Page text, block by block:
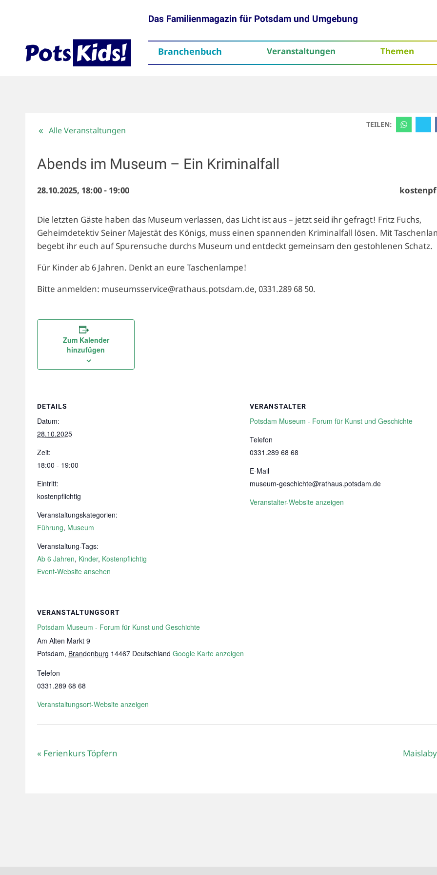
Das Familienmagazin für Potsdam und Umgebung
Branchenbuch Veranstaltungen Themen
TEILEN:
Alle Veranstaltungen
Abends im Museum – Ein Kriminalfall
28.10.2025, 18:00- 19:00
Die letzten Gäste haben das Museum verlassen, das Licht ist aus – jetzt seid ihr gefragt! Fritz Fuchs,
Geheimdetektiv Seiner Majestät des Königs, muss einen spannenden Kriminalfall lösen. Mit
begebt ihr euch auf Spurensuche durchs Museum und entdeckt gemeinsam den gestohlenen Schatz.
Für Kinder ab 6 Jahren. Denkt an eure Taschenlampe!
Bitte anmelden: museumsservice@rathaus.potsdam.de, 0331.289 68 50.
Zum Kalender
hinzufügen
DETAILS
Datum:
28.10.2025
Zeit:
18:00 - 19:00
Eintritt:
kostenpflichtig
Veranstaltungskategorien:
Führung, Museum
Veranstaltung-Tags:
Ab 6 Jahren, Kinder, Kostenpflichtig
Event-Website ansehen
VERANSTALTER
Potsdam Museum - Forum für Kunst und Geschichte
Telefon
0331.289 68 68
E-Mail
museum-geschichte@rathaus.potsdam.de
Veranstalter-Website anzeigen
VERANSTALTUNGSORT
Potsdam Museum - Forum für Kunst und Geschichte
Am Alten Markt 9
Potsdam, Brandenburg 14467 Deutschland Google Karte anzeigen
Telefon
0331.289 68 68
Veranstaltungsort-Website anzeigen
« Ferienkurs Töpfern
ThemenAktuelles